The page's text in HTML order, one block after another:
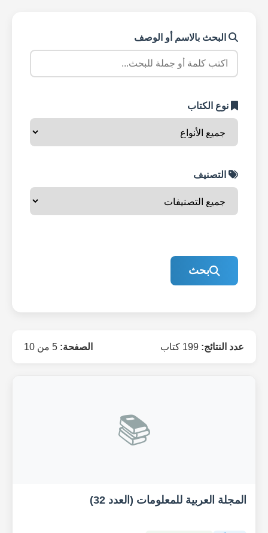
البحث بالاسم أو الوصف
نوع الكتاب
التصنيف
بحث
عدد النتائج: الصفحة:
📚
المجلة العربية للمعلومات (العدد 32)